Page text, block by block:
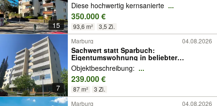
15
Diese hochwertig kernsanierte ...
350.000 €
93,6 m² 3,5 Zi.
7
Marburg 04.08.2026
Sachwert statt Sparbuch:
Eigentumswohnung in beliebter
Wohnlage von Marburg-Wehrda!
Objektbeschreibung: ...
239.000 €
87 m²
3 Zi.
Marburg
04.08.2026